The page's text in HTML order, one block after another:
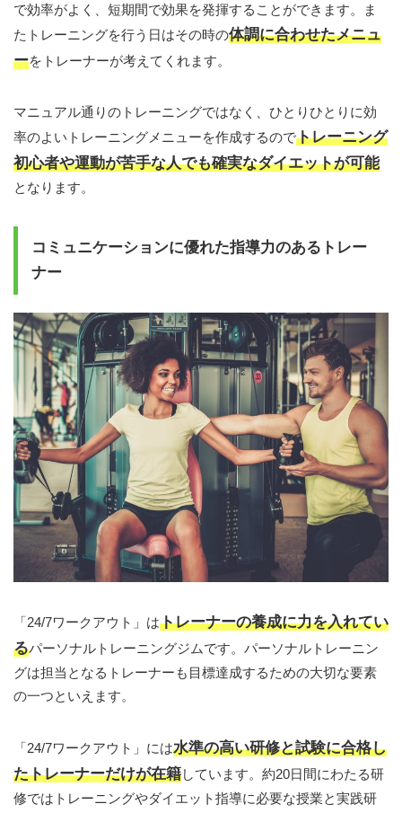
で効率がよく、短期間で効果を発揮することができます。ま
たトレーニングを行う日はその時の体調に合わせたメニュ
ーをトレーナーが考えてくれます。
マニュアル通りのトレーニングではなく、ひとりひとりに効
率のよいトレーニングメニューを作成するのでトレーニング
初心者や運動が苦手な人でも確実なダイエットが可能
となります。
コミュニケーションに優れた指導力のあるトレー
ナー
「24/7ワークアウト」はトレーナーの養成に力を入れてい
るパーソナルトレーニングジムです。パーソナルトレーニン
グは担当となるトレーナーも目標達成するための大切な要素
の一つといえます。
「24/7ワークアウト」には水準の高い研修と試験に合格し
たトレーナーだけが在籍しています。約20日間にわたる研
修ではトレーニングやダイエット指導に必要な授業と実践研